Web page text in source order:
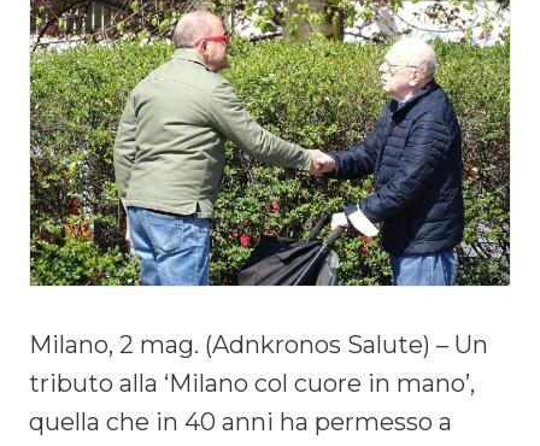
Milano, 2 mag. (Adnkronos Salute) – Un
tributo alla ‘Milano col cuore in mano’,
quella che in 40 anni ha permesso a